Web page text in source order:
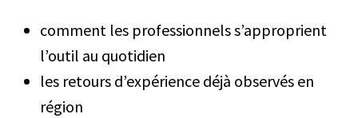
comment les professionnels s’approprient
l’outil au quotidien
les retours d’expérience déjà observés en
région